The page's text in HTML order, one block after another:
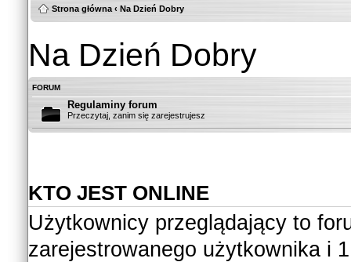
Strona główna ‹ Na Dzień Dobry
Na Dzień Dobry
FORUM
Regulaminy forum
Przeczytaj, zanim się zarejestrujesz
KTO JEST ONLINE
Użytkownicy przeglądający to
zarejestrowanego użytkownika i